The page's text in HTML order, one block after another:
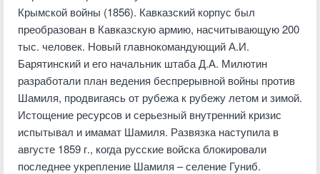
Крымской войны (1856). Кавказский корпус был
преобразован в Кавказскую армию, насчитывающую 200
тыс. человек. Новый главнокомандующий А.И.
Барятинский и его начальник штаба Д.А. Милютин
разработали план ведения беспрерывной войны против
Шамиля, продвигаясь от рубежа к рубежу летом и зимой.
Истощение ресурсов и серьезный внутренний кризис
испытывал и имамат Шамиля. Развязка наступила в
августе 1859 г., когда русские войска блокировали
последнее укрепление Шамиля – селение Гуниб.